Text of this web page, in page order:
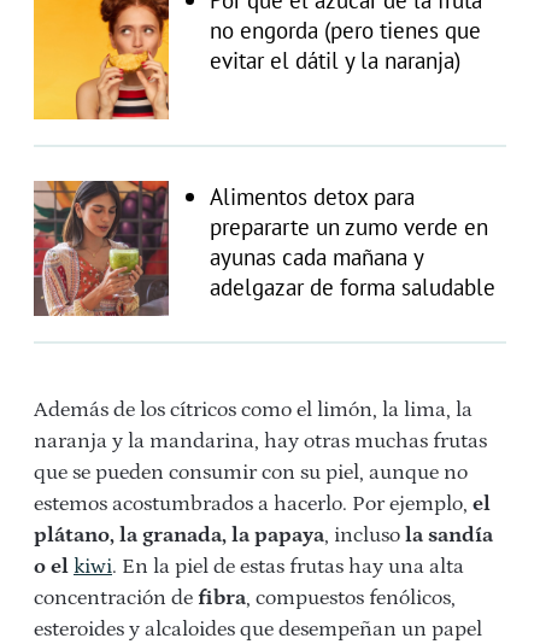
no engorda (pero tienes que
evitar el dátil y la naranja)
Alimentos detox para
prepararte un zumo verde en
ayunas cada mañana y
adelgazar de forma saludable
Además de los cítricos como el limón, la lima, la
naranja y la mandarina, hay otras muchas frutas
que se pueden consumir con su piel, aunque no
estemos acostumbrados a hacerlo. Por ejemplo, el
plátano, la granada, la papaya, incluso la sandía
o el kiwi. En la piel de estas frutas hay una alta
concentración de fibra, compuestos fenólicos,
esteroides y alcaloides que desempeñan un papel